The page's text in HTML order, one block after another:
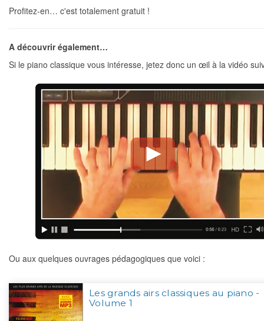
Profitez-en… c'est totalement gratuit !
A découvrir également…
Si le piano classique vous intéresse, jetez donc un œil à la vidéo
Ou aux quelques ouvrages pédagogiques que voici :
Les grands airs classiques au piano -
Volume 1